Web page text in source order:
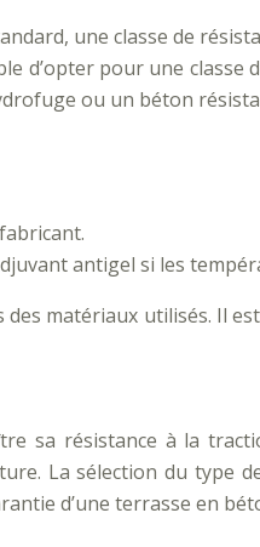
une classe de
pour une classe
ou un béton
antigel si les
matériaux utilisés. Il
sa résistance à la
La sélection du type
d’une terrasse en